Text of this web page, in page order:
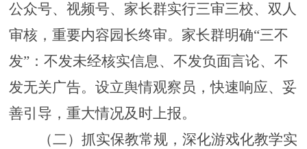
公众号、视频号、家长群实行三审三校、双人
审核，重要内容园长终审。家长群明确“三不
发”：不发未经核实信息、不发负面言论、不
发无关广告。设立舆情观察员，快速响应、妥
善引导，重大情况及时上报。
（二）抓实保教常规，深化游戏化教学实